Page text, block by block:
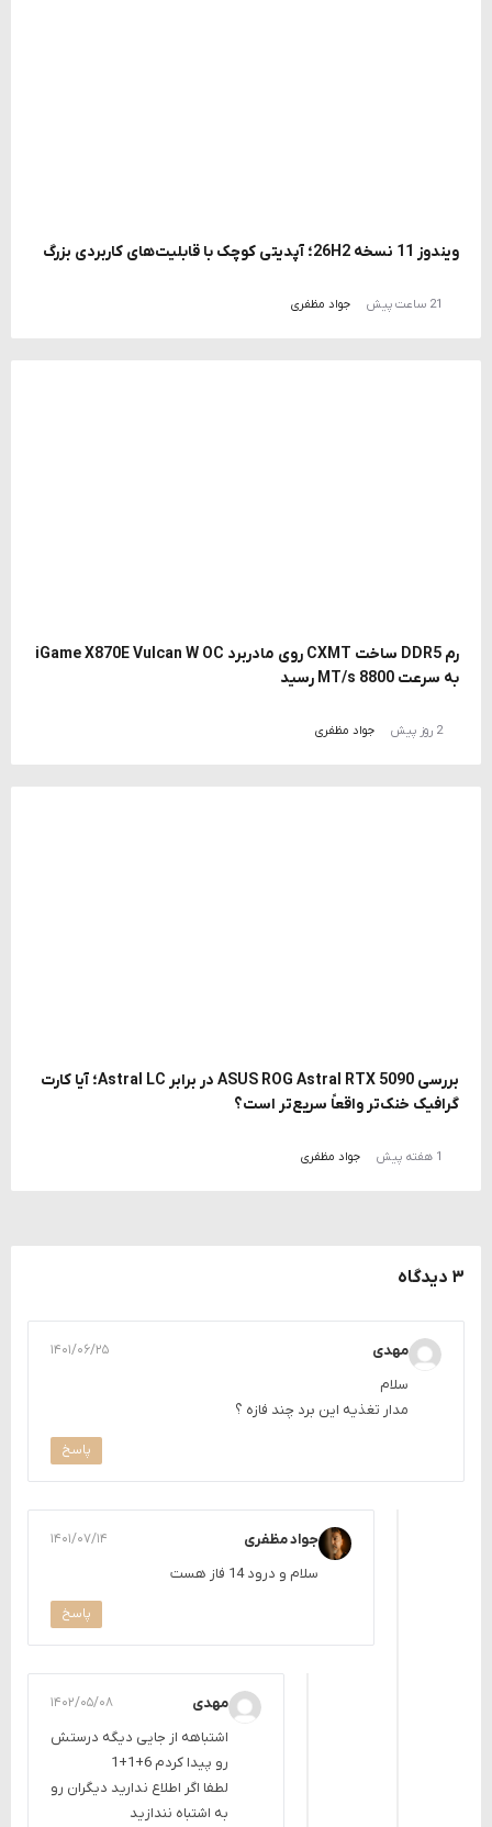
ویندوز 11 نسخه 26H2؛ آپدیتی کوچک با قابلیت‌های کاربردی بزرگ
21 ساعت پیش جواد مظفری
رم DDR5 ساخت CXMT روی مادربرد iGame X870E Vulcan W OC
به سرعت 8800 MT/s رسید
2 روز پیش جواد مظفری
بررسی ASUS ROG Astral RTX 5090 در برابر Astral LC؛ آیا کارت
گرافیک خنک‌تر واقعاً سریع‌تر است؟
1 هفته پیش جواد مظفری
۳ دیدگاه
مهدی ۱۴۰۱/۰۶/۲۵
سلام
مدار تغذیه این برد چند فازه ؟
پاسخ
جواد مظفری ۱۴۰۱/۰۷/۱۴
سلام و درود 14 فاز هست
پاسخ
مهدی ۱۴۰۲/۰۵/۰۸
اشتباهه از جایی دیگه درستش
رو پیدا کردم 6+1+1
لطفا اگر اطلاع ندارید دیگران رو
به اشتباه نندازید